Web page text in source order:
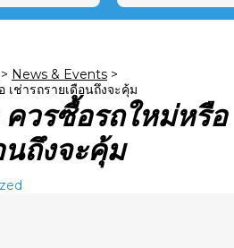
3 4 5 6
10 11 12 13 14 15 16
17 18 20
24 25 26 27
31
> News & Events >
เช่ารถรายเดือนถึงจะคุ้ม
ควรซื้อรถใหม่หรือ
นถึงจะคุ้ม